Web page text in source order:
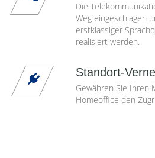
Die
Weg eingeschlagen
erstklassiger
realisiert werden.
Standort-
Gewähren Sie Ihren
Homeoffice den